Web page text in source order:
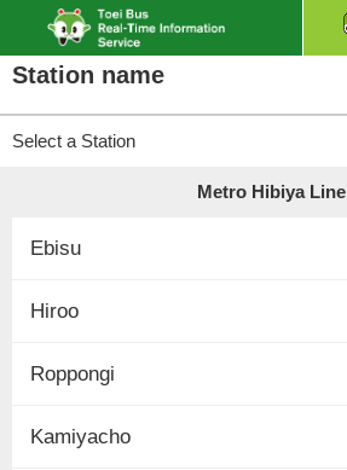
Station name
Select a Station
Metro Hibiya Line
Ebisu
Hiroo
Roppongi
Kamiyacho